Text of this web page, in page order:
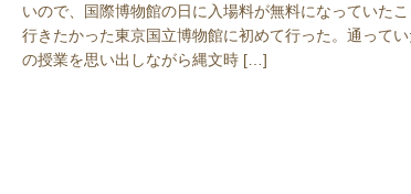
いので、国際博物館の日に入場料が無料になっていた
行きたかった東京国立博物館に初めて行った。通って
の授業を思い出しながら縄文時 […]